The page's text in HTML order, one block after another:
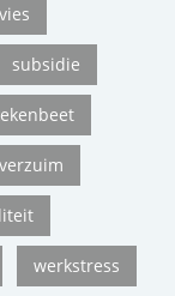
subsidie
verzuim
werkstress